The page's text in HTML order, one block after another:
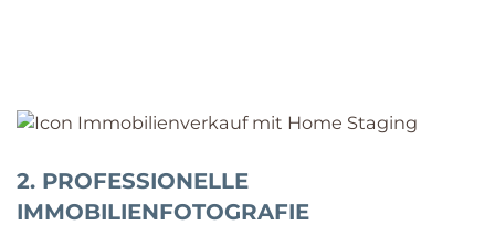
2. PROFESSIONELLE
IMMOBILIENFOTOGRAFIE